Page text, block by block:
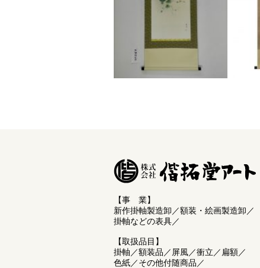
【事 業】
新作掛軸製造卸／額装・絵画製造卸／
掛軸などの表具／
【取扱品目】
掛軸／額装品／屏風／衝立／扁額／
色紙／その他付随商品／